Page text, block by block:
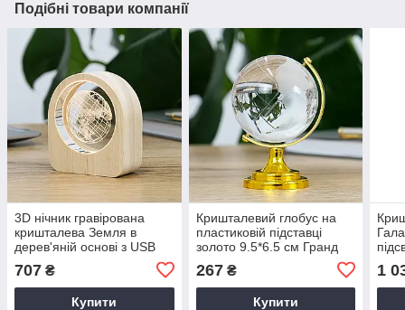
Подібні товари компанії
3D нічник гравірована
кришталева Земля в
дерев'яній основі з USB
Презент MH-TF0259-2-8D
707 ₴
Купити
Кришталевий глобус на
пластиковій підставці
золото 9.5*6.5 см Гранд
Презент MH-SJ045-1-6D
267₴
Купити
см
1